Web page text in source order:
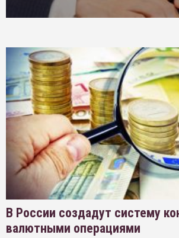
В России создадут систему
валютными операциями